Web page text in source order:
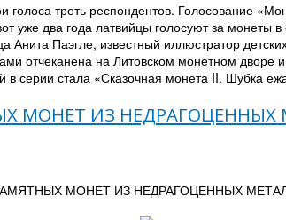
голоса треть респондентов. Голосование
уже два года латвийцы голосуют за монеты
Паэгле, известный иллюстратор
отчеканена на Литовском монетном
серии стала «Сказочная монета II. Шубка
МОНЕТ ИЗ
МОНЕТ ИЗ НЕДРАГОЦЕННЫХ